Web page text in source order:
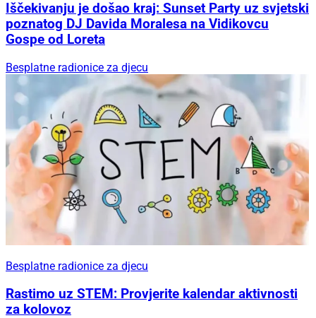
Iščekivanju je došao kraj: Sunset Party uz svjetski
poznatog DJ Davida Moralesa na Vidikovcu
Gospe od Loreta
Besplatne radionice za djecu
Besplatne radionice za djecu
Rastimo uz STEM: Provjerite kalendar aktivnosti
za kolovoz